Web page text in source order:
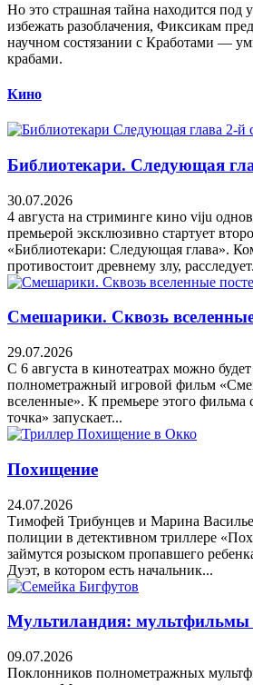
Но это страшная тайна находится под
избежать разоблачения, Фиксикам
научном состязании с Кработами —
крабами.
Кино
Библиотекари. Следующая
30.07.2026
4 августа на стриминге кино viju
премьерой эксклюзивно стартует
«Библиотекари: Следующая глава».
противостоит древнему злу,
Смешарики. Сквозь
29.07.2026
С 6 августа в кинотеатрах можно
полнометражный игровой фильм
вселенные». К премьере этого фильма
точка» запускает...
Похищение
24.07.2026
Тимофей Трибунцев и Марина
полиции в детективном триллере
займутся розыском пропавшего
Дуэт, в котором есть начальник...
Мультиландия: мультфильмы
09.07.2026
Поклонников полнометражных